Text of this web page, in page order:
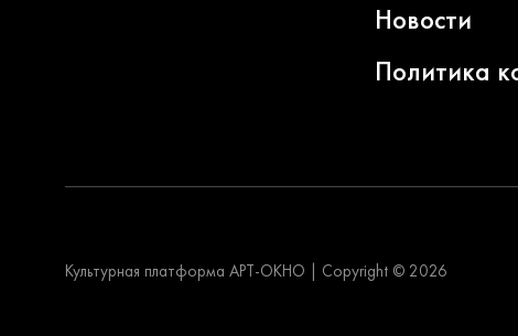
Новости
Политика
Культурная платформа АРТ-ОКНО Copyright © 2026